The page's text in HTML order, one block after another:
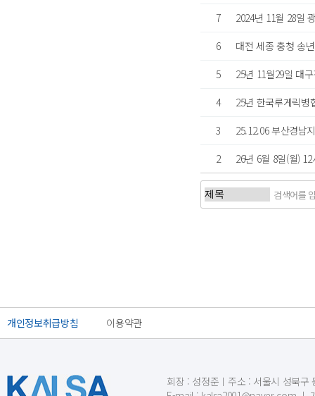
7
2024년 11월 28일
6
대전 세종 충청 송
5
25년 11월29일 대
4
25년 한국루게릭병
3
25.12.06 부산경남
2
26년 6월 8일(월)
개인정보취급방침 이용약관
회장 : 성정준ㅣ주소 : 서울시 성북구